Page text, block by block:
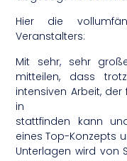
Hier die
Veranstalters:
Mit sehr, sehr
mitteilen, dass
intensiven Arbeit,
in
stattfinden kann
eines Top-Konzepts
Unterlagen wird von